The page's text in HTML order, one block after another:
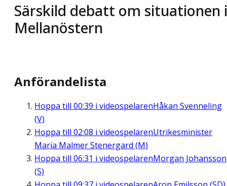
Särskild debatt om situationen i
Mellanöstern
Anförandelista
Hoppa till 00:39 i videospelarenHåkan Svenneling
(V)
Hoppa till 02:08 i videospelarenUtrikesminister
Maria Malmer Stenergard (M)
Hoppa till 06:31 i videospelarenMorgan Johansson
(S)